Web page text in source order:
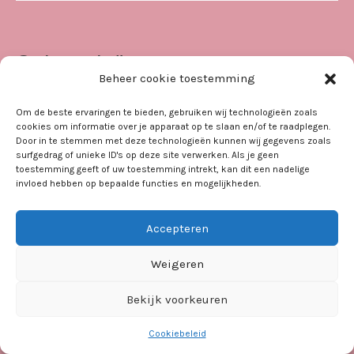
Beheer cookie toestemming
Om de beste ervaringen te bieden, gebruiken wij technologieën zoals
cookies om informatie over je apparaat op te slaan en/of te raadplegen.
Door in te stemmen met deze technologieën kunnen wij gegevens zoals
surfgedrag of unieke ID's op deze site verwerken. Als je geen
toestemming geeft of uw toestemming intrekt, kan dit een nadelige
invloed hebben op bepaalde functies en mogelijkheden.
Accepteren
Weigeren
Bekijk voorkeuren
Cookiebeleid
Categorieën
Er bestaan geen productcategorieën.
Copyright © 2021Parinati